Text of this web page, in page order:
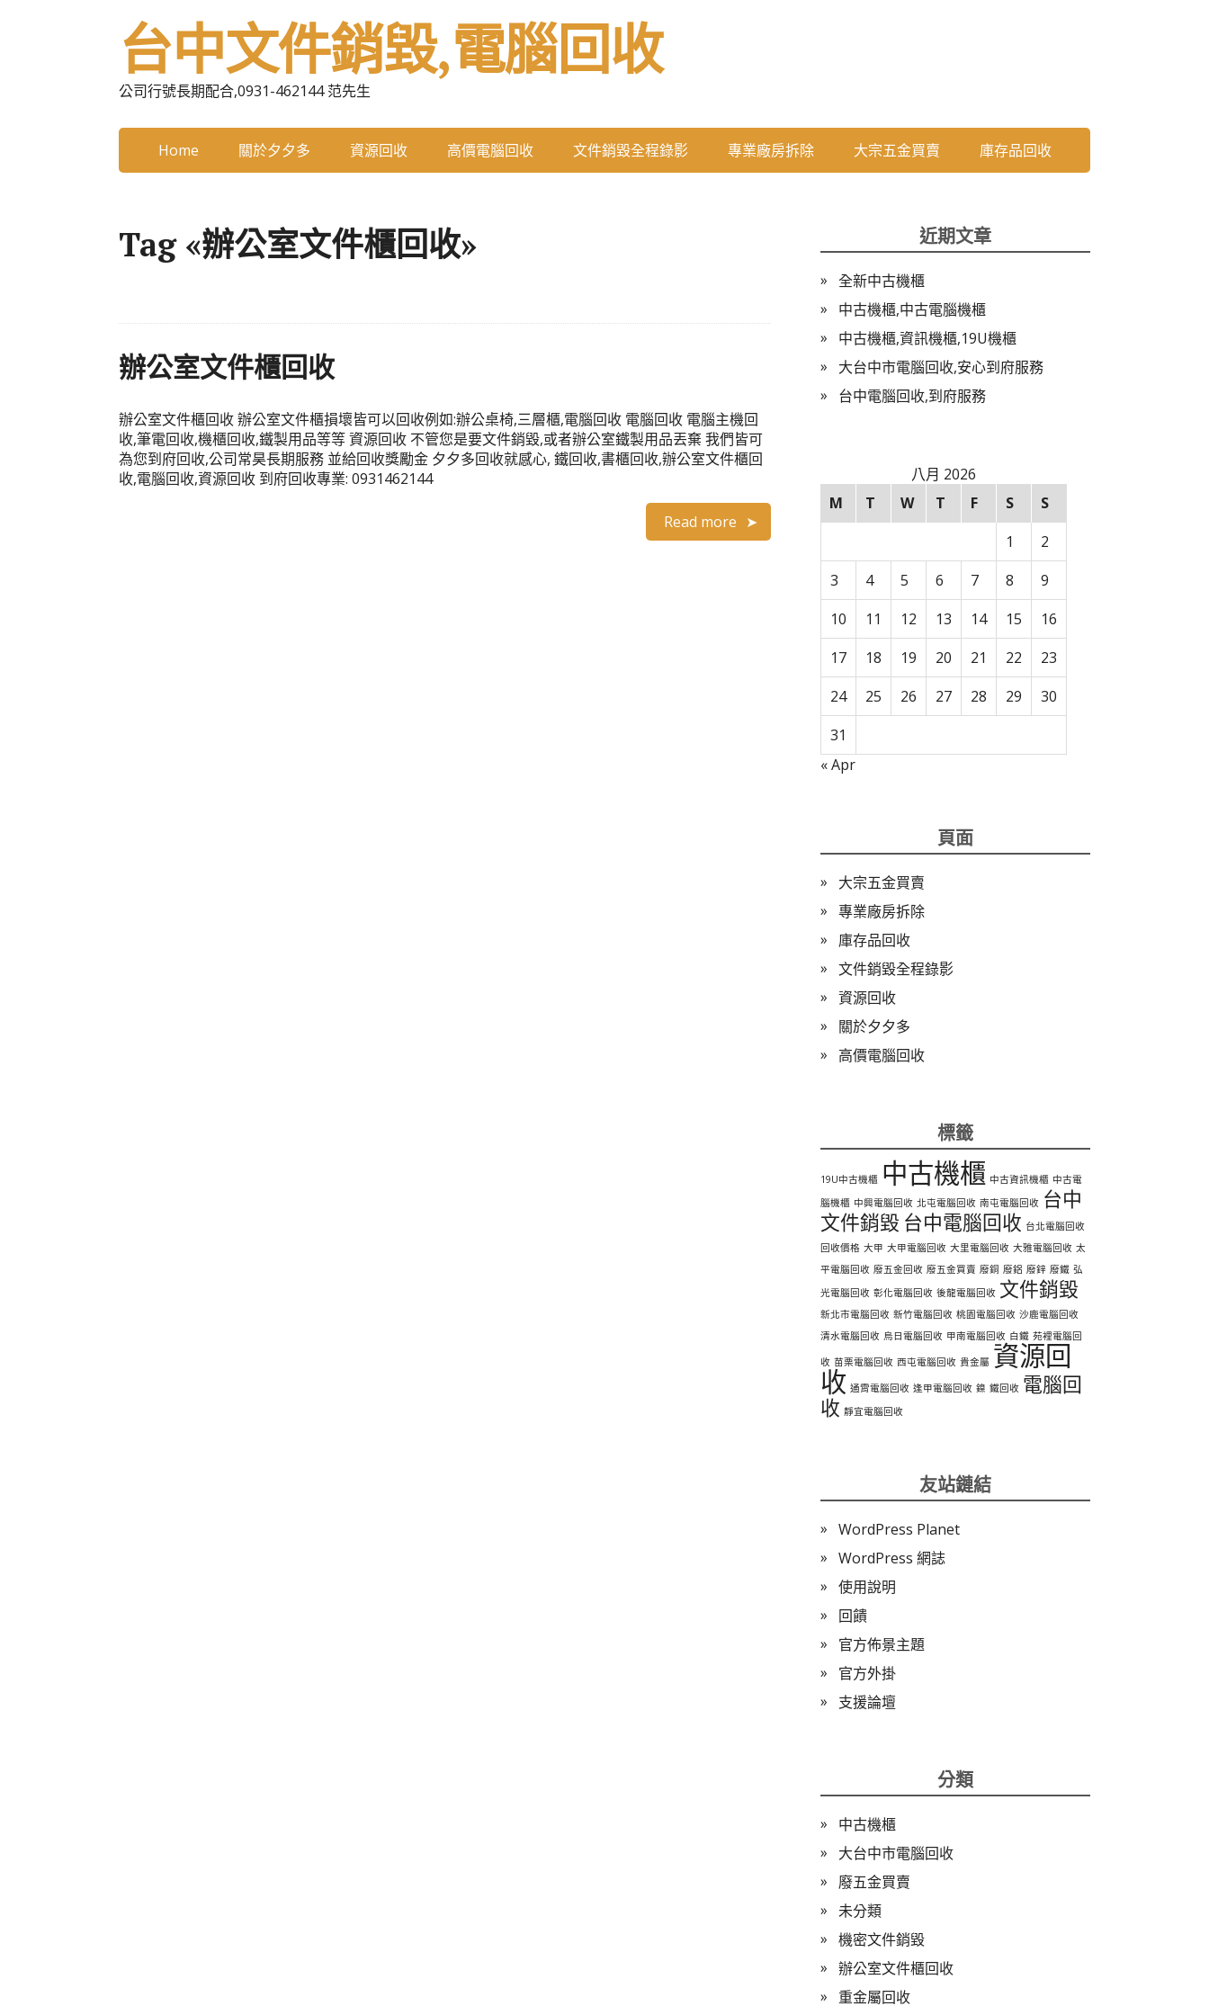
台中文件銷毀,電腦回收
公司行號長期配合,0931-462144 范先生
Home 關於夕夕多 資源回收 高價電腦回收 文件銷毀全程錄影 專業廠房拆除 大宗五金買賣 庫存品回收
Tag «辦公室文件櫃回收»
辦公室文件櫃回收
辦公室文件櫃回收 辦公室文件櫃損壞皆可以回收例如:辦公桌椅,三層櫃,電腦回收 電腦回收 電腦主機回
收,筆電回收,機櫃回收,鐵製用品等等 資源回收 不管您是要文件銷毀,或者辦公室鐵製用品丟棄 我們皆可
為您到府回收,公司常昊長期服務 並給回收獎勵金 夕夕多回收就感心, 鐵回收,書櫃回收,辦公室文件櫃回
收,電腦回收,資源回收 到府回收專業: 0931462144
Read more
近期文章
全新中古機櫃
中古機櫃,中古電腦機櫃
中古機櫃,資訊機櫃,19U機櫃
大台中市電腦回收,安心到府服務
台中電腦回收,到府服務
八月 2026
M
T W T F S
S
1
2
3
4 5 6 7 8
9
10
11 12 13 14 15
16
17
18 19 20 21 22
23
24
25 26 27 28 29
30
31
« Apr
頁面
大宗五金買賣
專業廠房拆除
庫存品回收
文件銷毀全程錄影
資源回收
關於夕夕多
高價電腦回收
標籤
19U中古機櫃 中古機櫃 中古資訊機櫃 中古電
腦機櫃 中興電腦回收 北屯電腦回收 南屯電腦回收 台中
文件銷毀 台中電腦回收 台北電腦回收
回收價格 大甲 大甲電腦回收 大里電腦回收 大雅電腦回收 太
平電腦回收 廢五金回收 廢五金買賣 廢銅 廢鋁 廢鋅 廢鐵 弘
光電腦回收 彰化電腦回收 後龍電腦回收 文件銷毀
新北市電腦回收 新竹電腦回收 桃園電腦回收 沙鹿電腦回收
清水電腦回收 烏日電腦回收 甲南電腦回收 白鐵 苑裡電腦回
收 苗栗電腦回收 西屯電腦回收 貴金屬 資源回
收 通霄電腦回收 逢甲電腦回收 鎳 鐵回收 電腦回
收 靜宜電腦回收
友站鏈結
WordPress Planet
WordPress 網誌
使用說明
回饋
官方佈景主題
官方外掛
支援論壇
分類
中古機櫃
大台中市電腦回收
廢五金買賣
未分類
機密文件銷毀
辦公室文件櫃回收
重金屬回收